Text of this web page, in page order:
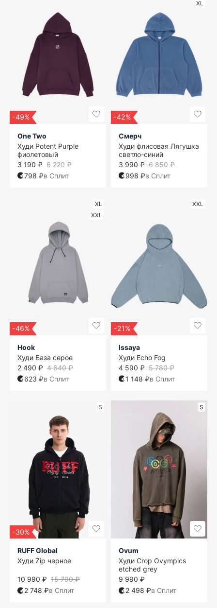
-49%
One Two
Худи Potent Purple
фиолетовый
6 220 ₽
3 190 ₽
798 ₽в Сплит
XL
-42%
Смерч
Худи флисовая Лягушка
светло-синий
6 850 ₽
3 990 ₽
998 ₽в Сплит
XL
XXL
-46%
Hook
Худи База серое
4 640 ₽
2 490 ₽
623 ₽в Сплит
XXL
-21%
Issaya
Худи Echo Fog
5 780 ₽
4 590 ₽
1 148 ₽в Сплит
S
-30%
RUFF Global
Худи Zip черное
15 790 ₽
10 990 ₽
2 748 ₽в Сплит
S
Ovum
Худи Crop Ovympics
etched grey
9 990 ₽
2 498 ₽в Сплит